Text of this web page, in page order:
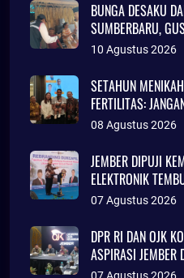
BUNGA DESAKU
SUMBERBARU,
TINGGAL DI
10 Agustus 2026
SETAHUN
FERTILITAS:
KONSULTASI
08 Agustus 2026
JEMBER DIPUJI
07 Agustus 2026
DPR RI DAN OJK
ASPIRASI JEMBER